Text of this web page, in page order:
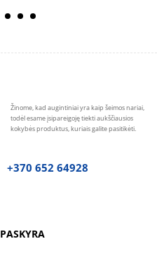
Žinome, kad augintiniai yra kaip šeimos nariai,
todėl esame įsipareigoję tiekti aukščiausios
kokybės produktus, kuriais galite pasitikėti.
+370 652 64928
PASKYRA